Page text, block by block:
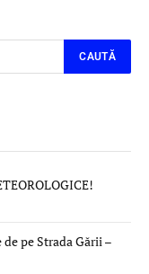
pe Strada Gării –